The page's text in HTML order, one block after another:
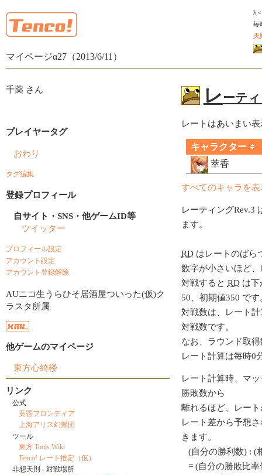
マイページα27（2013/6/11）
λ
毎
天
レ ーテ
レートはあいまい
キャラクター
萃香
すべてのキャラを表
レーティングRev.3
ます。
RDはレートのばら
数字が小さいほど
対戦すると RDは下
50、初期値350 です
対戦数は、レート
対戦数です。
なお、ラウンド取
レート計算は毎時0
レート計算時、マ
勝敗数から
離れるほど、レー
レート差から予想
きます。
(自分の勝利数) : (
= (自分の勝敗比率
千薬 さん
プレイヤータグ
おわり
タグ編集
登録プロフィール
自サイト・SNS・他ゲームID等
ツイッター
プロフィール設定
アカウント設定
アカウント登録解除
AUニコ生うらひそ居酒屋ついった(仮)ク
ラスタ所属
他ゲームのマイページ
東方心綺楼
リンク
公式
黄昏フロンティア
上海アリス幻樂団
ツール
東方 Tools Wiki
Tenco! レート推定（仮）
非想天則 - 対戦場所